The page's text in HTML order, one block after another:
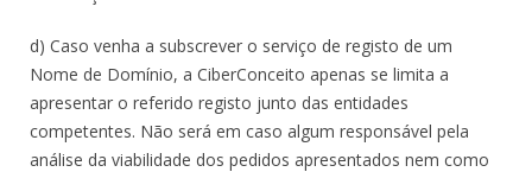
d) Caso venha a subscrever o serviço de registo de um
Nome de Domínio, a CiberConceito apenas se limita a
apresentar o referido registo junto das entidades
competentes. Não será em caso algum responsável pela
análise da viabilidade dos pedidos apresentados nem como